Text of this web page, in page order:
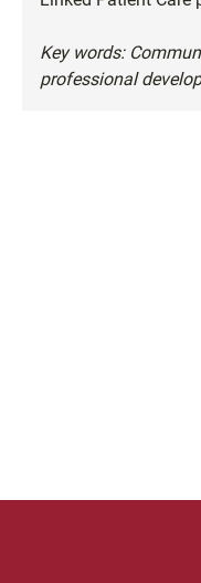
Key words:
professional